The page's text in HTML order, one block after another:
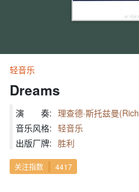
轻音乐
Dreams
演 奏: 理查德·斯托兹曼
音乐风格: 轻音乐
出版厂牌: 胜利
关注指数 4417